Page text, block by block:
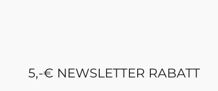
5,-€ NEWSLETTER RABATT